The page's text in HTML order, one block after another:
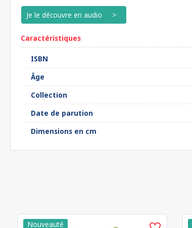
Je le découvre en audio
Caractéristiques
ISBN
Âge
Collection
Date de parution
Dimensions en cm